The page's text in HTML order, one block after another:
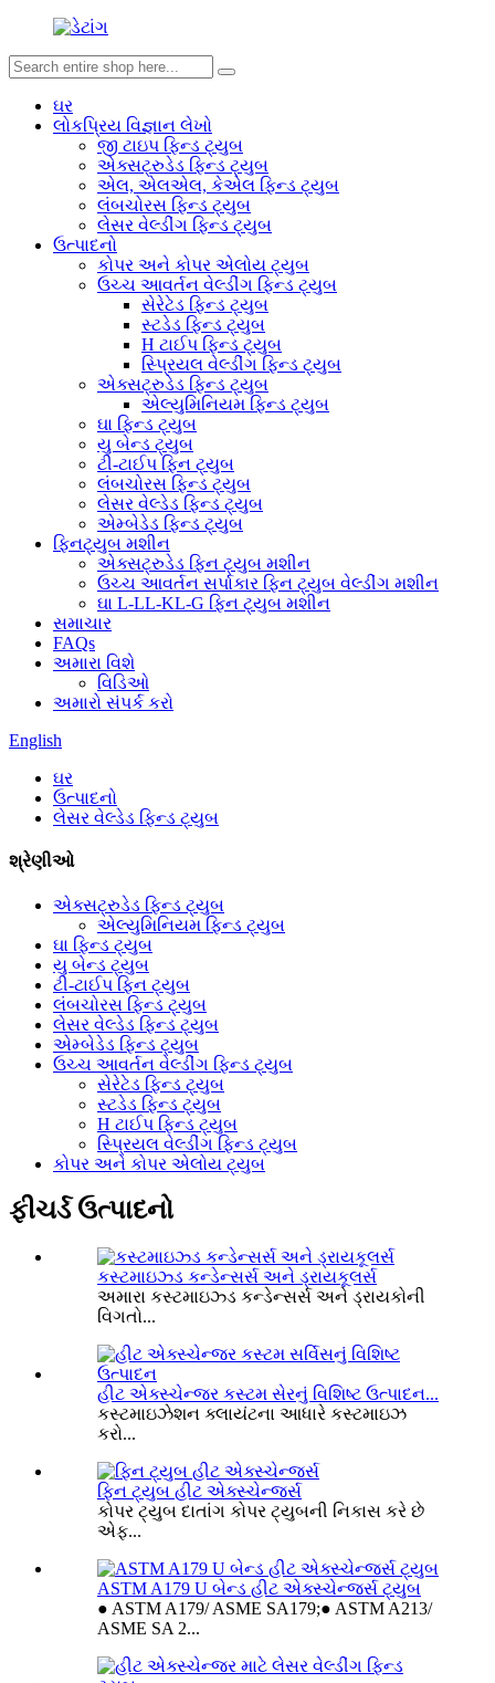
ઘર
લોકપ્રિય વિજ્ઞાન લેખો
જી ટાઇપ ફિન્ડ ટ્યુબ
એક્સટ્રુડેડ ફિન્ડ ટ્યુબ
એલ, એલએલ, કેએલ ફિન્ડ ટ્યુબ
લંબચોરસ ફિન્ડ ટ્યુબ
લેસર વેલ્ડીંગ ફિન્ડ ટ્યુબ
ઉત્પાદનો
કોપર અને કોપર એલોય ટ્યુબ
ઉચ્ચ આવર્તન વેલ્ડીંગ ફિન્ડ ટ્યુબ
સેરેટેડ ફિન્ડ ટ્યુબ
સ્ટડેડ ફિન્ડ ટ્યુબ
H ટાઈપ ફિન્ડ ટ્યુબ
સ્પ્રિયલ વેલ્ડીંગ ફિન્ડ ટ્યુબ
એક્સટ્રુડેડ ફિન્ડ ટ્યુબ
એલ્યુમિનિયમ ફિન્ડ ટ્યુબ
ઘા ફિન્ડ ટ્યુબ
યુ બેન્ડ ટ્યુબ
ટી-ટાઈપ ફિન ટ્યુબ
લંબચોરસ ફિન્ડ ટ્યુબ
લેસર વેલ્ડેડ ફિન્ડ ટ્યુબ
એમ્બેડેડ ફિન્ડ ટ્યુબ
ફિનટ્યુબ મશીન
એક્સટ્રુડેડ ફિન ટ્યુબ મશીન
ઉચ્ચ આવર્તન સર્પાકાર ફિન ટ્યુબ વેલ્ડીંગ મશીન
ઘા L-LL-KL-G ફિન ટ્યુબ મશીન
સમાચાર
FAQs
અમારા વિશે
વિડિઓ
અમારો સંપર્ક કરો
English
ઘર
ઉત્પાદનો
લેસર વેલ્ડેડ ફિન્ડ ટ્યુબ
શ્રેણીઓ
એક્સટ્રુડેડ ફિન્ડ ટ્યુબ
એલ્યુમિનિયમ ફિન્ડ ટ્યુબ
ઘા ફિન્ડ ટ્યુબ
યુ બેન્ડ ટ્યુબ
ટી-ટાઈપ ફિન ટ્યુબ
લંબચોરસ ફિન્ડ ટ્યુબ
લેસર વેલ્ડેડ ફિન્ડ ટ્યુબ
એમ્બેડેડ ફિન્ડ ટ્યુબ
ઉચ્ચ આવર્તન વેલ્ડીંગ ફિન્ડ ટ્યુબ
સેરેટેડ ફિન્ડ ટ્યુબ
સ્ટડેડ ફિન્ડ ટ્યુબ
H ટાઈપ ફિન્ડ ટ્યુબ
સ્પ્રિયલ વેલ્ડીંગ ફિન્ડ ટ્યુબ
કોપર અને કોપર એલોય ટ્યુબ
ફીચર્ડ ઉત્પાદનો
કસ્ટમાઇઝ્ડ કન્ડેન્સર્સ અને ડ્રાયકૂલર્સ
અમારા કસ્ટમાઇઝ્ડ કન્ડેન્સર્સ અને ડ્રાયકોની
વિગતો...
હીટ એક્સ્ચેન્જર કસ્ટમ સેરનું વિશિષ્ટ ઉત્પાદન...
કસ્ટમાઇઝેશન ક્લાયંટના આધારે કસ્ટમાઇઝ
કરો...
ફિન ટ્યુબ હીટ એક્સ્ચેન્જર્સ
કોપર ટ્યુબ દાતાંગ કોપર ટ્યુબની નિકાસ કરે છે
એફ...
ASTM A179 U બેન્ડ હીટ એક્સ્ચેન્જર્સ ટ્યુબ
● ASTM A179/ ASME SA179;● ASTM A213/
ASME SA 2...